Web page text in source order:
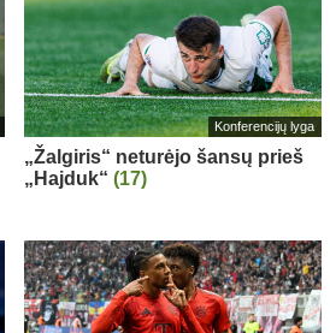
Konferencijų lyga
„Žalgiris“ neturėjo šansų prieš
„Hajduk“(17)